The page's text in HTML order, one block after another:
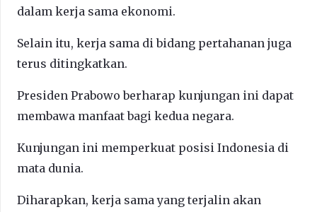
dalam kerja sama ekonomi.
Selain itu, kerja sama di bidang pertahanan juga
terus ditingkatkan.
Presiden Prabowo berharap kunjungan ini dapat
membawa manfaat bagi kedua negara.
Kunjungan ini memperkuat posisi Indonesia di
mata dunia.
Diharapkan, kerja sama yang terjalin akan